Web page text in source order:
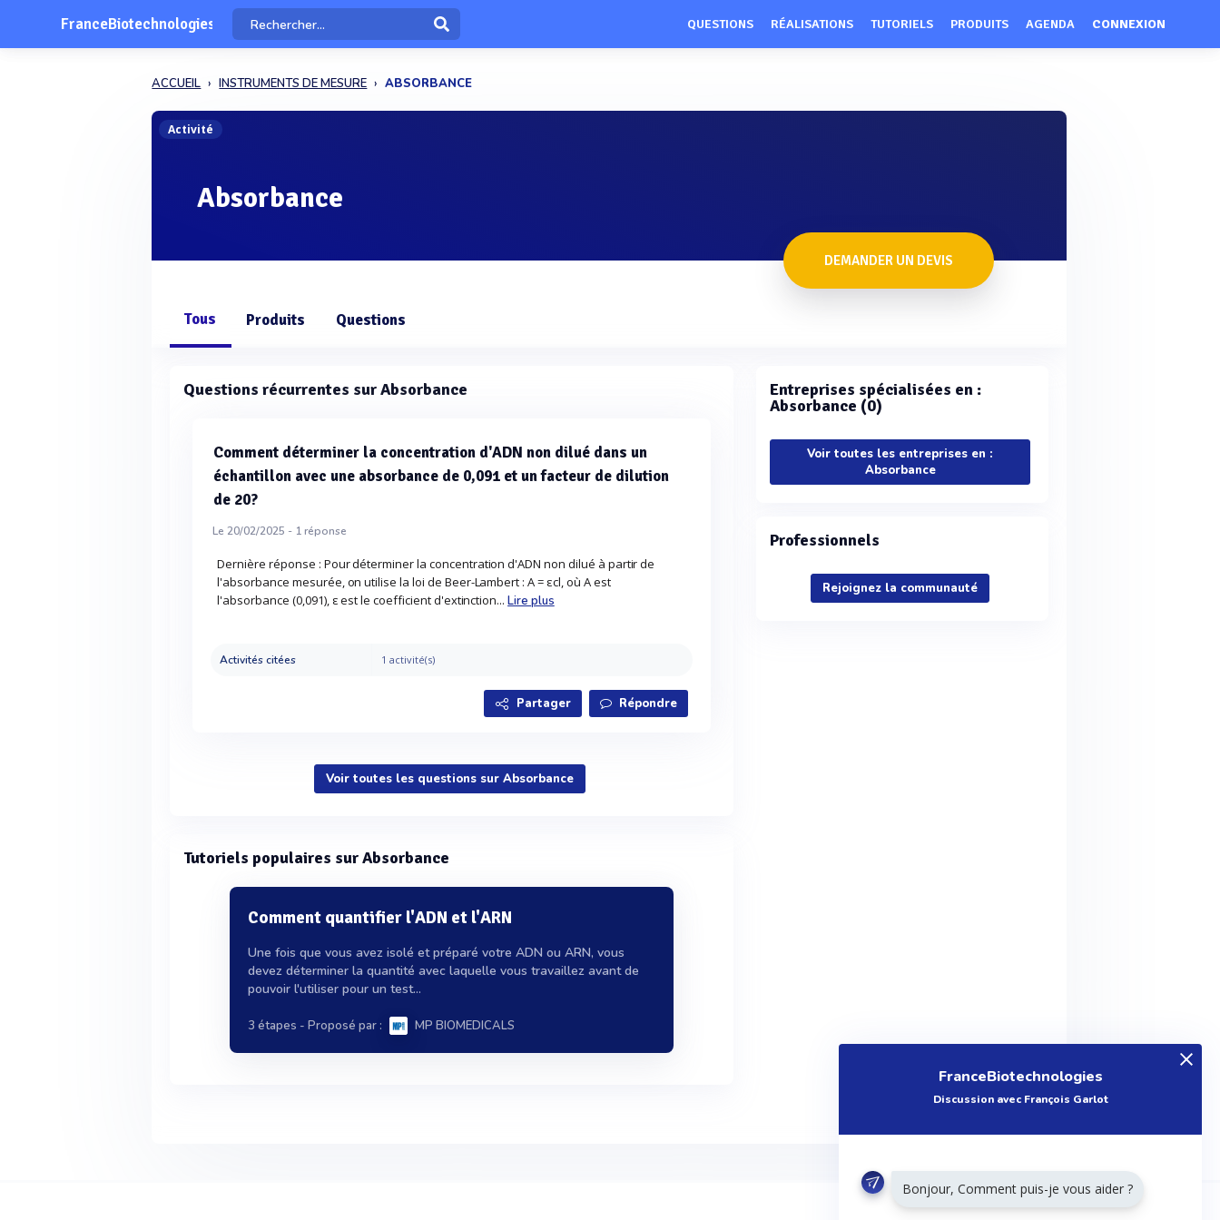
FranceBiotechnologies QUESTIONS RÉALISATIONS TUTORIELS PRODUITS AGENDA CONNEXION
ACCUEIL INSTRUMENTS DE MESURE ABSORBANCE
Activité
Absorbance
DEMANDER UN DEVIS
Tous Produits Questions
Questions récurrentes sur Absorbance
Comment déterminer la concentration d'ADN non dilué dans un
échantillon avec une absorbance de 0,091 et un facteur de dilution
de 20?
Le 20/02/2025 - 1réponse
Dernière réponse : Pour déterminer la concentration d'ADN non dilué à partir de
l'absorbance mesurée, on utilise la loi de Beer-Lambert : A = εcl, où A est
l'absorbance (0,091), ε est le coefficient d'extinction...Lire plus
Activités citées 1 activité(s)
Partager Répondre
Voir toutes les questions sur Absorbance
Tutoriels populaires sur Absorbance
Comment quantifier l'ADN et l'ARN
Une fois que vous avez isolé et préparé votre ADN ou ARN, vous
devez déterminer la quantité avec laquelle vous travaillez avant de
pouvoir l'utiliser pour un test...
3 étapes - Proposé par : MP BIOMEDICALS
Entreprises spécialisées en :
Absorbance (0)
Voir toutes les entreprises en :
Absorbance
Professionnels
Rejoignez la communauté
FranceBiotechnologies
Discussion avec François Garlot
Bonjour, Comment puis-je vous aider ?